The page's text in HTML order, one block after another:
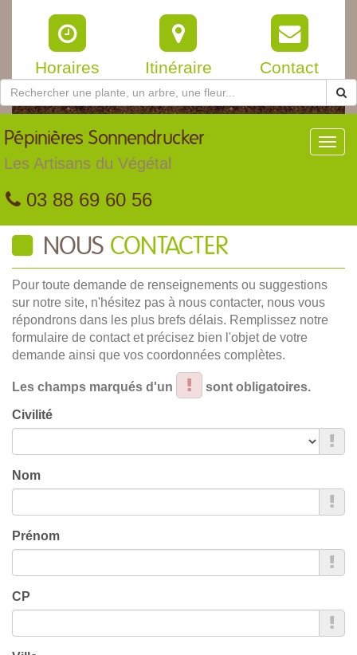
Horaires Itinéraire Contact
Pépinières Sonnendrucker
Les Artisans du Végétal
03 88 69 60 56
NOUS CONTACTER
Pour toute demande de renseignements ou suggestions
sur notre site, n'hésitez pas à nous contacter, nous vous
répondrons dans les plus brefs délais. Remplissez notre
formulaire de contact et précisez bien l'objet de votre
demande ainsi que vos coordonnées complètes.
Les champs marqués d'un sont obligatoires.
Civilité
Nom
Prénom
CP